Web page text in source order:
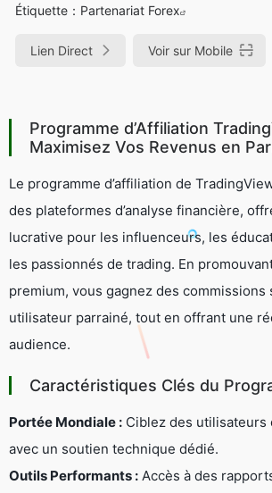
Étiquette： Partenariat Forex
Lien Direct Voir sur Mobile
Programme d’Affiliation
Maximisez Vos Revenus en
Le programme d’affiliation de
des plateformes d’analyse financière,
lucrative pour les influenceurs, les
les passionnés de trading. En
premium, vous gagnez des commissions
utilisateur parrainé, tout en offrant une
audience.
Caractéristiques Clés du
Portée Mondiale : Ciblez des utilisateurs
avec un soutien technique dédié.
Outils Performants : Accès à des